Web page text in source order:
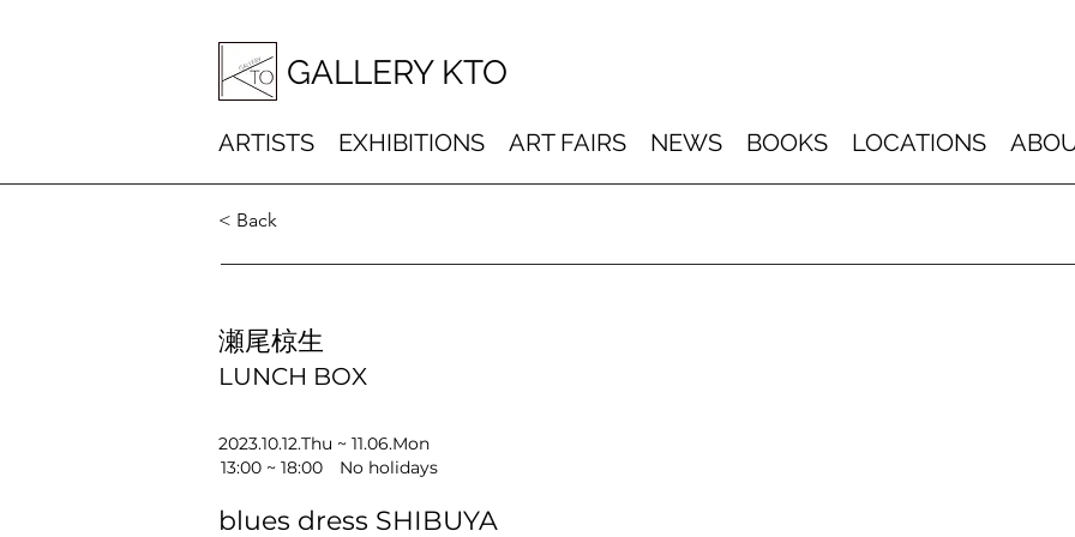
GALLERY KTO
ARTISTS EXHIBITIONS ART FAIRS NEWS BOOKS LOCATIONS
< Back
瀬尾椋生
LUNCH BOX
2023.10.12.Thu ~ 11.06.Mon
13:00 ~ 18:00 No holidays
blues dress SHIBUYA